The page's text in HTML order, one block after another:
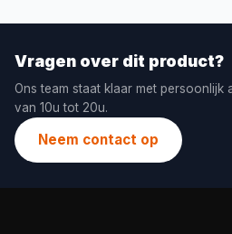
Vragen over dit product?
Ons team staat klaar met persoonlijk
van 10u tot 20u.
Neem contact op